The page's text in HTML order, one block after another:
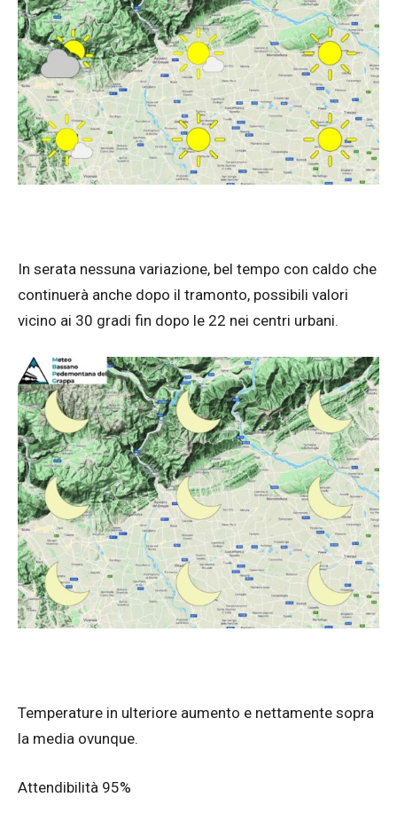
In serata nessuna variazione, bel tempo con caldo che
continuerà anche dopo il tramonto, possibili valori
vicino ai 30 gradi fin dopo le 22 nei centri urbani.
Temperature in ulteriore aumento e nettamente sopra
la media ovunque.
Attendibilità 95%